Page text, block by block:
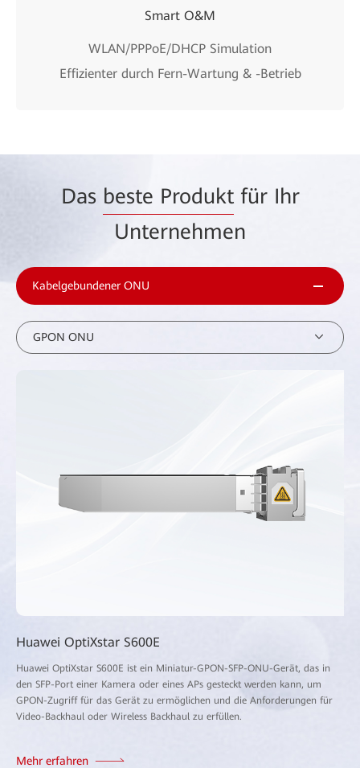
Smart O&M
WLAN/PPPoE/DHCP Simulation
Effizienter durch Fern-Wartung & -Betrieb
Das beste Produktfür Ihr
Unternehmen
Kabelgebundener ONU
GPON ONU
Huawei OptiXstar S600E
Huawei OptiXstar S600E ist ein Miniatur-GPON-SFP-ONU-Gerät, das in
den SFP-Port einer Kamera oder eines APs gesteckt werden kann, um
GPON-Zugriff für das Gerät zu ermöglichen und die Anforderungen für
Video-Backhaul oder Wireless Backhaul zu erfüllen.
Mehr erfahren